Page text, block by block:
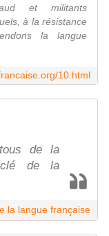
et militants
à la résistance
la langue
10.html
de la
clé de la
la langue française